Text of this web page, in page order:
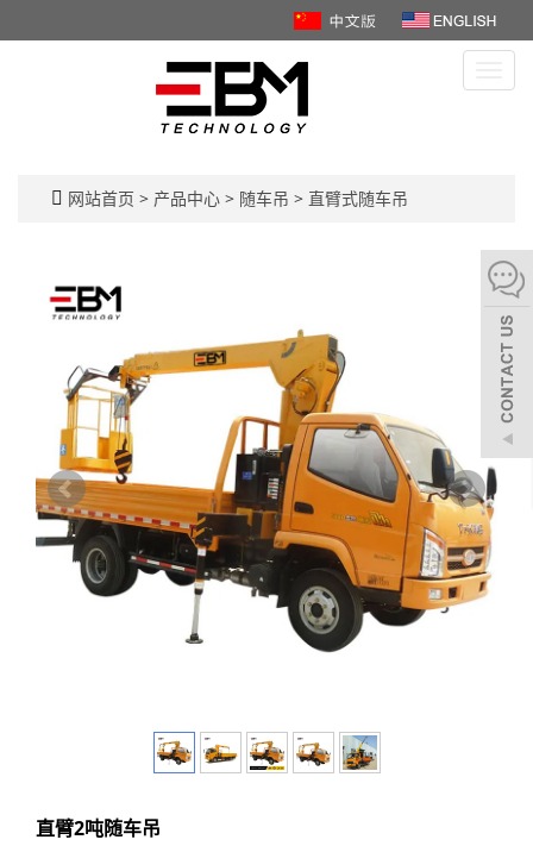
网站首页 > 产品中心 > 随车吊 > 直臂式随车吊
直臂2吨随车吊